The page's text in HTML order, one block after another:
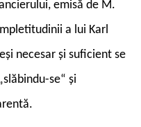
emisă de M.
a lui Karl
necesar și suficient se
se“ și